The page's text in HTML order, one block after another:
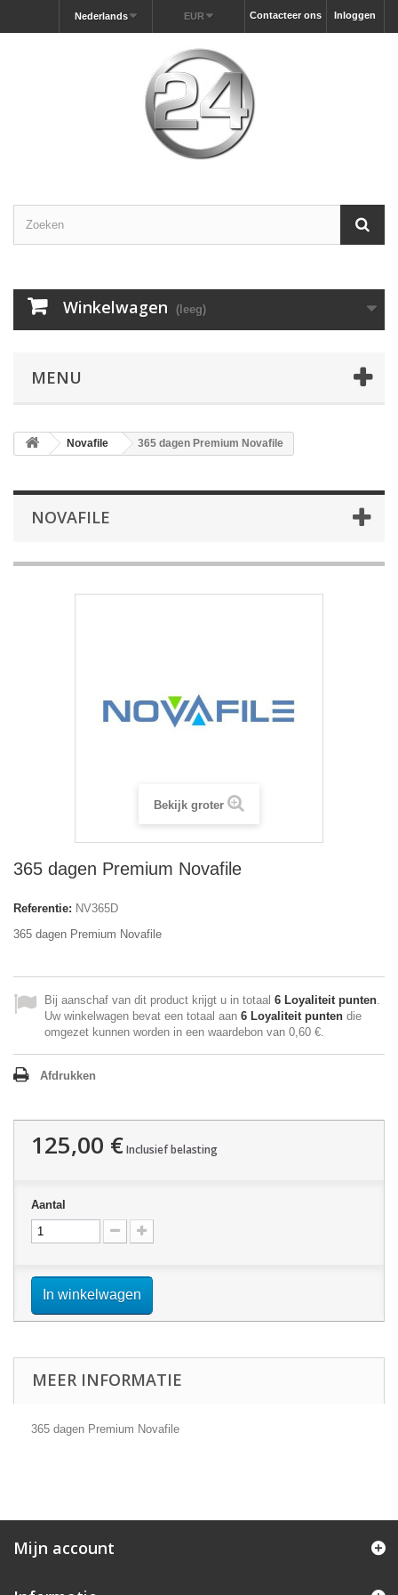
Inloggen
Contacteer ons
EUR
Nederlands
Winkelwagen (leeg)
MENU
Novafile 365 dagen Premium Novafile
NOVAFILE
Bekijk groter
365 dagen Premium Novafile
Referentie: NV365D
365 dagen Premium Novafile
Bij aanschaf van dit product krijgt u in totaal 6 Loyaliteit punten.
Uw winkelwagen bevat een totaal aan 6 Loyaliteit punten die
omgezet kunnen worden in een waardebon van 0,60 €.
Afdrukken
125,00 €Inclusief belasting
Aantal
In winkelwagen
MEER INFORMATIE
365 dagen Premium Novafile
Mijn account